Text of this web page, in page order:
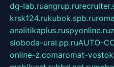
dg-lab.ruangrup.ru
krsk124.rukubok.spb.ru
analitikaplus.ruspyonline.ru
sloboda-ural.pp.ruAUTO-
online-z.comaromat-